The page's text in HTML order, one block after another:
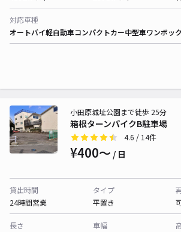
対応車種
オートバイ軽自動車コンパクトカー中型車ワンボッ
箱根ターンパイクB駐車場
小田原城址公園まで徒歩 25分
4.6 / 14件
¥400〜 / 日
貸出時間
24時間営業
タイプ
平置き
長さ
車幅